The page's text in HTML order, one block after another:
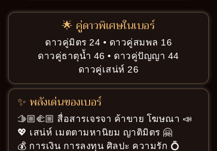
🌟 คู่ดาวพิเศษในเบอร์
ดาวคู่มิตร 24 • ดาวคู่สมพล 16
ดาวคู่ธาตุน้ำ 46 • ดาวคู่ปัญญา 44
ดาวคู่เสน่ห์ 26
✨ พลังเด่นของเบอร์
🫱🏼‍🫲🏼 สื่อสารเจรจา ค้าขาย โฆษณา 📣
💖 เสน่ห์ เมตตามหานิยม ญาติมิตร 🤗
💰 การเงิน การลงทุน ศิลปะ ความรัก 💍